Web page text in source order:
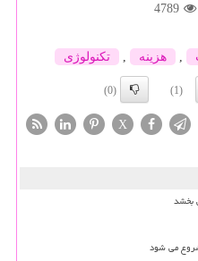
4789
, هزینه , تكنولوژی
(1)
(0)
X
بخشد
می شود